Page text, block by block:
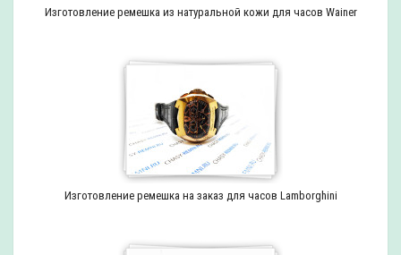
Изготовление ремешка из натуральной кожи для часов Wainer
Изготовление ремешка на заказ для часов Lamborghini